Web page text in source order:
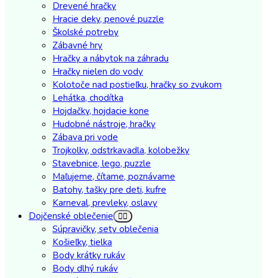
Drevené hračky
Hracie deky, penové puzzle
Školské potreby
Zábavné hry
Hračky a nábytok na záhradu
Hračky nielen do vody
Kolotoče nad postieľku, hračky so zvukom
Lehátka, chodítka
Hojdačky, hojdacie kone
Hudobné nástroje, hračky
Zábava pri vode
Trojkolky, odstrkavadla, kolobežky
Stavebnice, lego, puzzle
Maľujeme, čítame, poznávame
Batohy, tašky pre deti, kufre
Karneval, prevleky, oslavy
Dojčenské oblečenie
Súpravičky, sety oblečenia
Košieľky, tielka
Body krátky rukáv
Body dlhý rukáv